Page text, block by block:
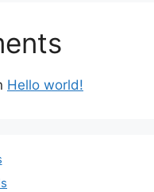
Hello world!